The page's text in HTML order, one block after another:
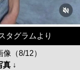
タグラムより
（8/12）
真 ↓